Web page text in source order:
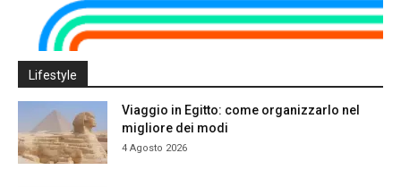
Lifestyle
Viaggio in Egitto: come organizzarlo nel
migliore dei modi
4 Agosto 2026